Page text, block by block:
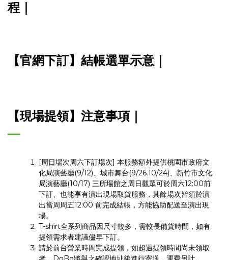
程｜
【官網下訂】結帳選單示意｜
【現場提領】注意事項
[周日場次周六下訂場次] 本服務額外提供桃園市政府文
化局演藝廳(9/12)、城市舞台(9/26.10/24)、新竹市文化
局演藝廳(10/17) 三所場館之周日觀眾可於周六12:00前
下訂、也能享有演出現場取貨服務，其餘場次皆須於演
出當周周五12:00 前完成結帳，方能協助配送至演出現
場。 ​
T-shirt全系列商品因尺寸較多，需較長備貨時間，如有
提領需求者建議儘早下訂。 ​
請於前台營業時間完成提領，如超過提領時間尚未領取